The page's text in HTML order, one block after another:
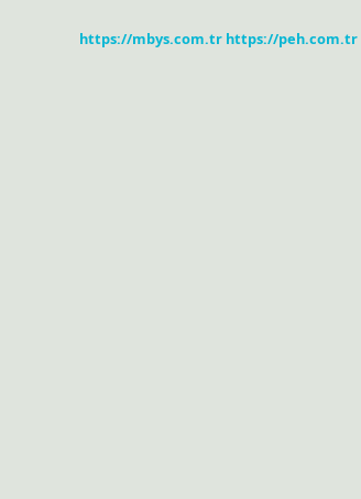
https://mbys.com.tr https://peh.com.tr